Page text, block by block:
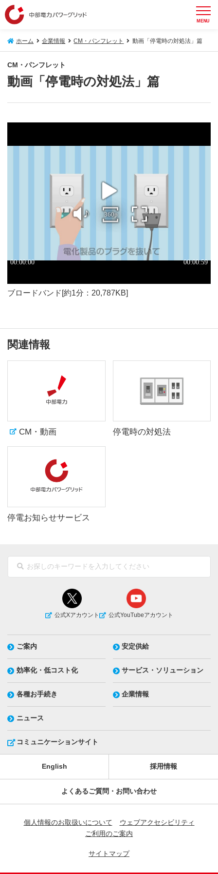
MENU
ホーム 企業情報 CM・パンフレット 動画「停電時の対処法」篇
CM・パンフレット
動画「停電時の対処法」篇
ブロードバンド[約1分：20,787KB]
関連情報
CM・動画 停電時の対処法
停電お知らせサービス
公式Xアカウント 公式YouTubeアカウント
ご案内 安定供給
効率化・低コスト化 サービス・ソリューション
各種お手続き 企業情報
ニュース
コミュニケーションサイト
English 採用情報
よくあるご質問・お問い合わせ
個人情報のお取扱いについて
ウェブアクセシビリティ
ご利用のご案内
サイトマップ